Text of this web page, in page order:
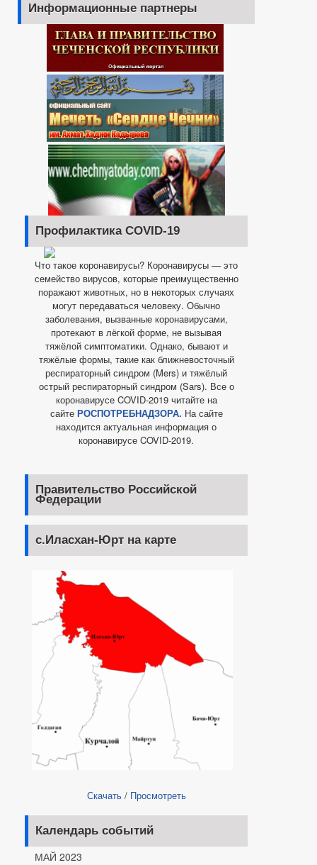
Информационные партнеры
Профилактика COVID-19
Что такое коронавирусы? Коронавирусы — это
семейство вирусов, которые преимущественно
поражают животных, но в некоторых случаях
могут передаваться человеку. Обычно
заболевания, вызванные коронавирусами,
протекают в лёгкой форме, не вызывая
тяжёлой симптоматики. Однако, бывают и
тяжёлые формы, такие как ближневосточный
респираторный синдром (Mers) и тяжёлый
острый респираторный синдром (Sars). Все о
коронавирусе COVID-2019 читайте на
сайте РОСПОТРЕБНАДЗОРА. На сайте
находится актуальная информация о
коронавирусе COVID-2019.
Правительство Российской
Федерации
с.Иласхан-Юрт на карте
Скачать/ Просмотреть
Календарь событий
МАЙ 2023